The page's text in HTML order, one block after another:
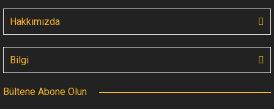
Hakkımızda
Bilgi
Bültene Abone Olun